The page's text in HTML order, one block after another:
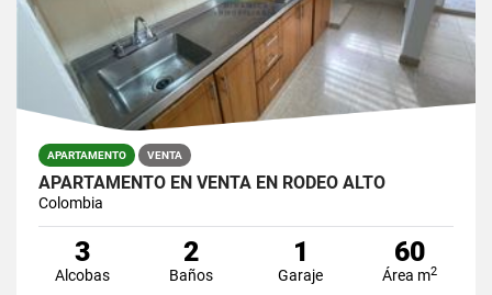
APARTAMENTO VENTA
APARTAMENTO EN VENTA EN RODEO ALTO
Colombia
3
Alcobas
2
Baños
1
Garaje
60
Área m2